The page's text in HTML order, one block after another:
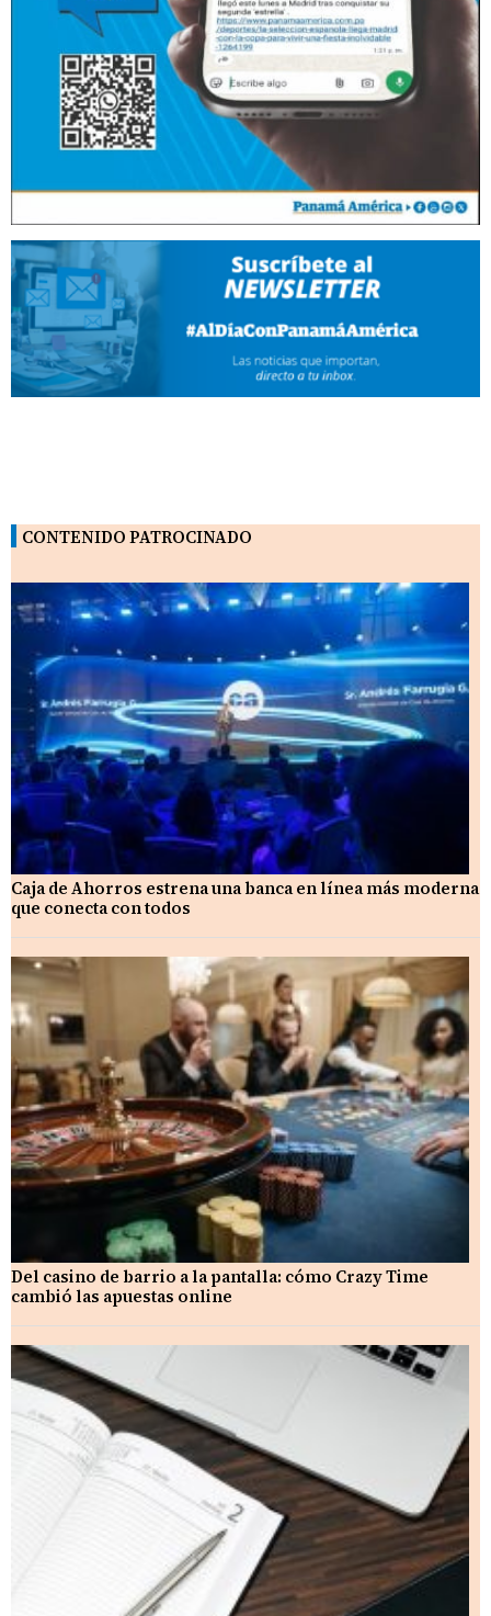
CONTENIDO PATROCINADO
Caja de Ahorros estrena una banca en línea más moderna
que conecta con todos
Del casino de barrio a la pantalla: cómo Crazy Time
cambió las apuestas online